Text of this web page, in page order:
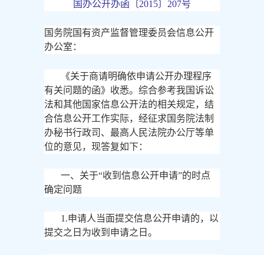
国办公开办函〔2015〕207号
国务院国有资产监督管理委员会信息公开
办公室：
《关于商请明确依申请公开办理程序
有关问题的函》收悉。综合参考我国诉讼
法和其他国家信息公开法的相关规定，结
合信息公开工作实际，经征求国务院法制
办秘书行政司、最高人民法院办公厅等单
位的意见，现答复如下：
一、关于“收到信息公开申请”的时点
确定问题
1.申请人当面提交信息公开申请的，以
提交之日为收到申请之日。